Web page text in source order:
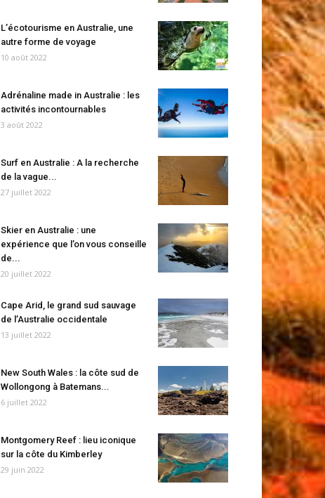
L’écotourisme en Australie, une
autre forme de voyage
10 août 2022
Adrénaline made in Australie : les
activités incontournables
3 août 2022
Surf en Australie : A la recherche
de la vague...
27 juillet 2022
Skier en Australie : une
expérience que l’on vous conseille
de...
20 juillet 2022
Cape Arid, le grand sud sauvage
de l’Australie occidentale
13 juillet 2022
New South Wales : la côte sud de
Wollongong à Batemans...
6 juillet 2022
Montgomery Reef : lieu iconique
sur la côte du Kimberley
29 juin 2022